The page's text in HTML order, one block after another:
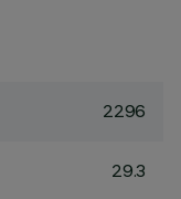
2296
29.3